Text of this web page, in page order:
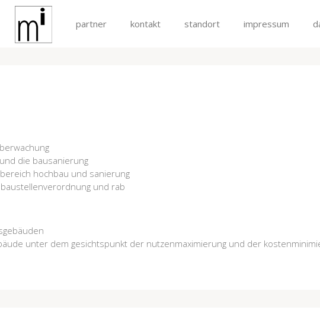
partner kontakt standort impressum
die bausanierung
hochbau und sanierung
und rab
unter dem gesichtspunkt der nutzenmaximierung und der